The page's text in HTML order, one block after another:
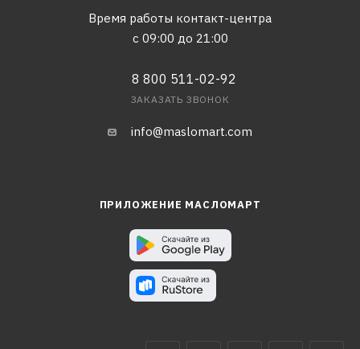
Время работы контакт-центра
с 09:00 до 21:00
8 800 511-02-92
ЗАКАЗАТЬ ЗВОНОК
info@maslomart.com
ПРИЛОЖЕНИЕ МАСЛОМАРТ